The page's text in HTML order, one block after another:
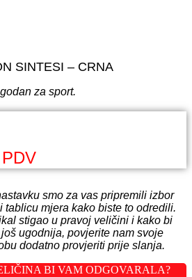
SINTESI – CRNA
za sport.
smo za vas pripremili izbor
tablicu mjera kako biste to odredili.
stigao u pravoj veličini i kako bi
ugodnija, povjerite nam svoje
dodatno provjeriti prije slanja.
BI VAM ODGOVARALA?